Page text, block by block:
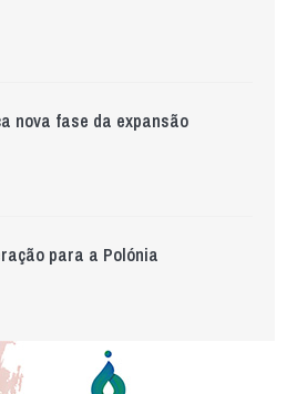
nova fase da expansão
para a Polónia